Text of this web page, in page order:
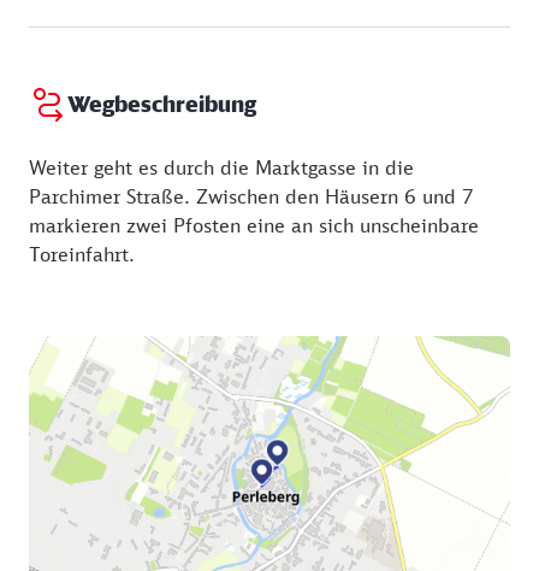
Wegbeschreibung
Weiter geht es durch die Marktgasse in die
Parchimer Straße. Zwischen den Häusern 6 und 7
markieren zwei Pfosten eine an sich unscheinbare
Toreinfahrt.